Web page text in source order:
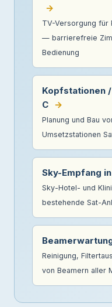
→
TV-Versorgung für
— barrierefreie
Bedienung
Kopfstationen
C →
Planung und Bau
Umsetzstationen
Sky-Empfang
Sky-Hotel- und
bestehende Sat-
Reinigung,
von Beamern aller